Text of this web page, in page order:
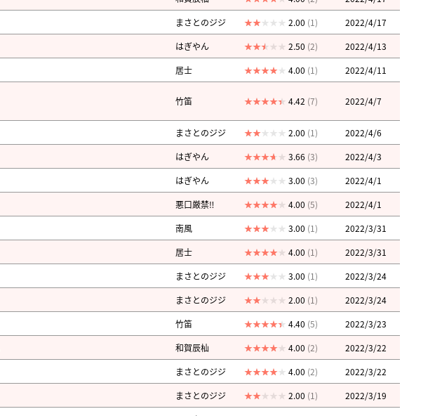
まさとのジジ 2.00 (1)
2022/4/17
はぎやん 2.50 (2)
2022/4/13
居士 4.00 (1) 2022/4/11
竹笛 4.42 (7) 2022/4/7
まさとのジジ 2.00 (1)
2022/4/6
はぎやん 3.66 (3)
2022/4/3
はぎやん 3.00 (3)
2022/4/1
悪口厳禁‼︎ 4.00 (5)
2022/4/1
南風 3.00 (1)
2022/3/31
居士 4.00 (1)
2022/3/31
まさとのジジ 3.00 (1)
2022/3/24
まさとのジジ 2.00 (1)
2022/3/24
竹笛 4.40 (5)
2022/3/23
和賀辰杣 4.00 (2)
2022/3/22
まさとのジジ 4.00 (2)
2022/3/22
まさとのジジ 2.00 (1)
2022/3/19